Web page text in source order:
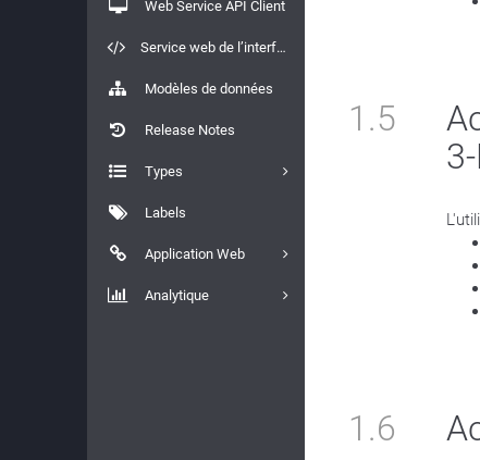
Web Service API Client
Service web de l’interface API
Modèles de données
Release Notes
Types
Labels
Application Web
Analytique
1.5
1.6